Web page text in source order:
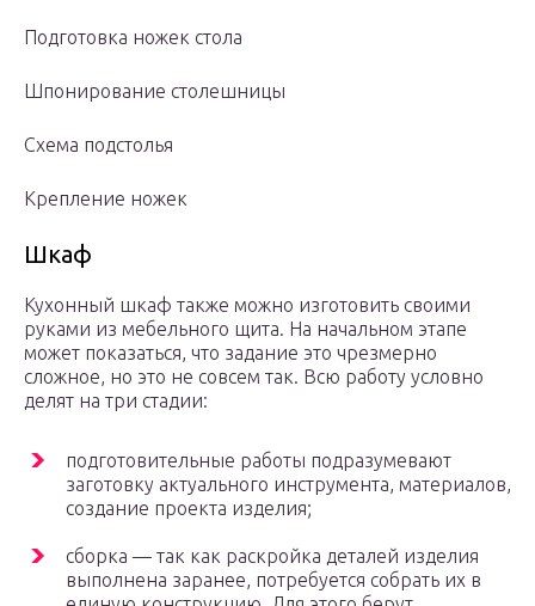
Подготовка ножек стола
Шпонирование столешницы
Схема подстолья
Крепление ножек
Шкаф
Кухонный шкаф также можно изготовить своими
руками из мебельного щита. На начальном этапе
может показаться, что задание это чрезмерно
сложное, но это не совсем так. Всю работу условно
делят на три стадии:
подготовительные работы подразумевают
заготовку актуального инструмента, материалов,
создание проекта изделия;
сборка — так как раскройка деталей изделия
выполнена заранее, потребуется собрать их в